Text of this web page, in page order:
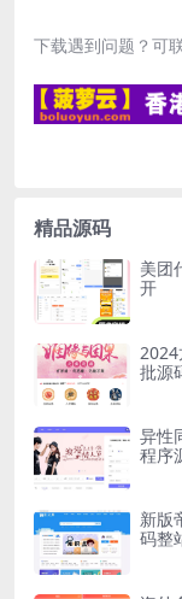
下载遇到问题？可
精品源码
美团
开
批源
异性
程序
新版
码整